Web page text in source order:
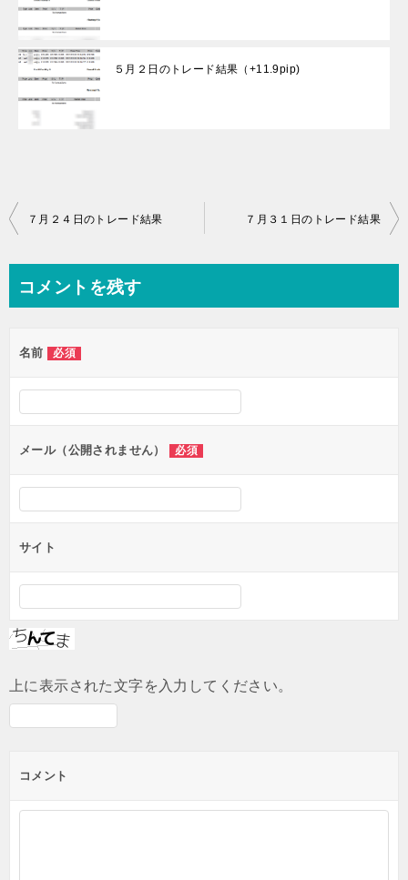
５月２日のトレード結果（+11.9pip)
投
ビ
ー
シ
ョ
ン
７月２４日のトレード結果 ７月３１日のトレード結果
コメントを残す
名前 必須
メール（公開されません） 必須
サイト
上に表示された文字を入力してください。
コメント